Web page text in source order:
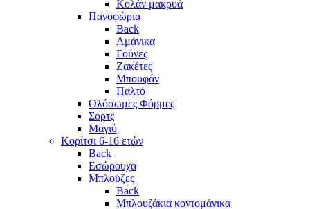
Κολάν μακρυά
Πανοφώρια
Back
Αμάνικα
Γούνες
Ζακέτες
Μπουφάν
Παλτό
Ολόσωμες Φόρμες
Σορτς
Μαγιό
Κορίτσι 6-16 ετών
Back
Εσώρουχα
Μπλούζες
Back
Μπλουζάκια κοντομάνικα